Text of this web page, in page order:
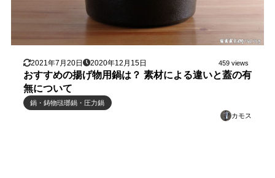
2021年7月20日 2020年12月15日 459 views
おすすめの揚げ物用鍋は？ 素材による違いと蓋の有
無について
鍋・鋳物琺瑯鍋・圧力鍋
カモス